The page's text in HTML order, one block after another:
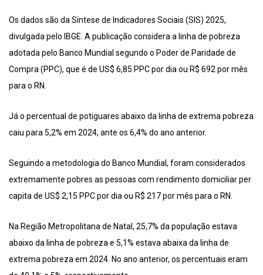
Os dados são da Síntese de Indicadores Sociais (SIS) 2025,
divulgada pelo IBGE. A publicação considera a linha de pobreza
adotada pelo Banco Mundial segundo o Poder de Paridade de
Compra (PPC), que é de US$ 6,85 PPC por dia ou R$ 692 por mês
para o RN.
Já o percentual de potiguares abaixo da linha de extrema pobreza
caiu para 5,2% em 2024, ante os 6,4% do ano anterior.
Seguindo a metodologia do Banco Mundial, foram considerados
extremamente pobres as pessoas com rendimento domiciliar per
capita de US$ 2,15 PPC por dia ou R$ 217 por mês para o RN.
Na Região Metropolitana de Natal, 25,7% da população estava
abaixo da linha de pobreza e 5,1% estava abaixa da linha de
extrema pobreza em 2024. No ano anterior, os percentuais eram